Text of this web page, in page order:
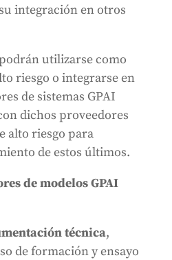
integración en otros
utilizarse como
riesgo o integrarse en
de sistemas GPAI
dichos proveedores
alto riesgo para
de estos últimos.
de modelos GPAI
técnica,
de formación y ensayo